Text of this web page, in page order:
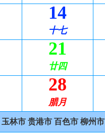
14
十七
21
廿四
28
腊月
玉林市 贵港市 百色市 柳州市